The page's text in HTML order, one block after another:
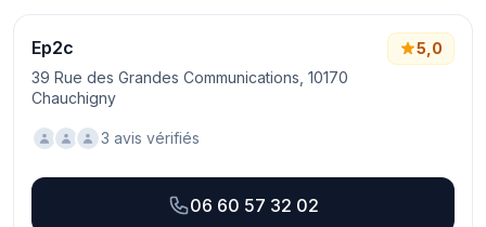
Ep2c
39 Rue des Grandes Communications, 10170
Chauchigny
5,0
3 avis vérifiés
06 60 57 32 02